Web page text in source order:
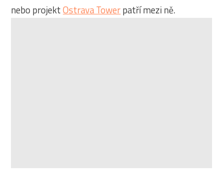
nebo projektOstrava Towerpatří mezi ně.